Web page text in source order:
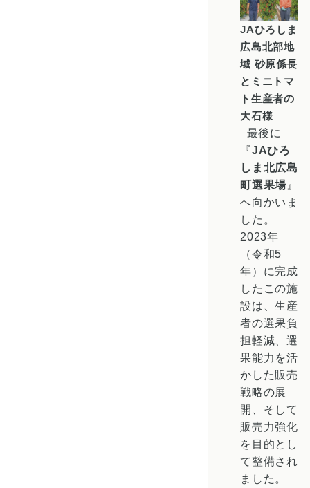
JAひろしま
広島北部地
域 砂原係長
とミニトマ
ト生産者の
大石様
最後に
『JAひろ
しま北広島
町選果場』
へ向かいま
した。
2023年
（令和5
年）に完成
したこの施
設は、生産
者の選果負
担軽減、選
果能力を活
かした販売
戦略の展
開、そして
販売力強化
を目的とし
て整備され
ました。